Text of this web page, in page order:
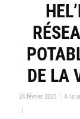
DE LA
24 février 2025 | A la
|